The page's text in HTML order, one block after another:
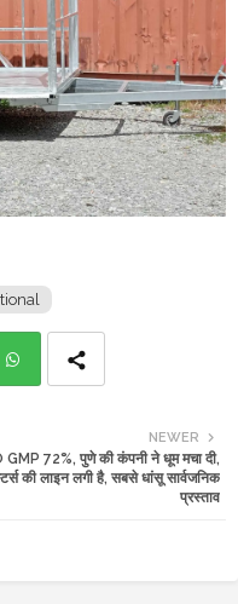
ats
NEWER
GMP 72%, पुणे की कंपनी ने धूम मचा दी,
की लाइन लगी है, सबसे धांसू सार्वजनिक
प्रस्ताव